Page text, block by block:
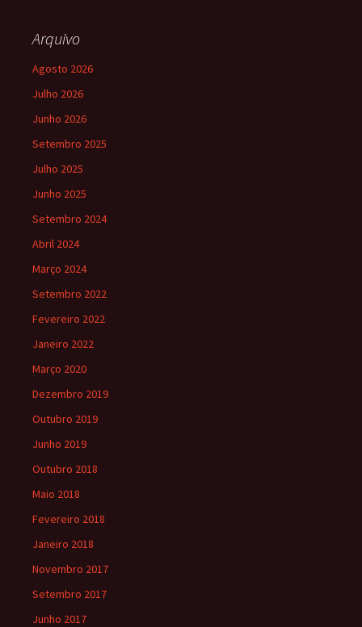
Arquivo
Agosto 2026
Julho 2026
Junho 2026
Setembro 2025
Julho 2025
Junho 2025
Setembro 2024
Abril 2024
Março 2024
Setembro 2022
Fevereiro 2022
Janeiro 2022
Março 2020
Dezembro 2019
Outubro 2019
Junho 2019
Outubro 2018
Maio 2018
Fevereiro 2018
Janeiro 2018
Novembro 2017
Setembro 2017
Junho 2017